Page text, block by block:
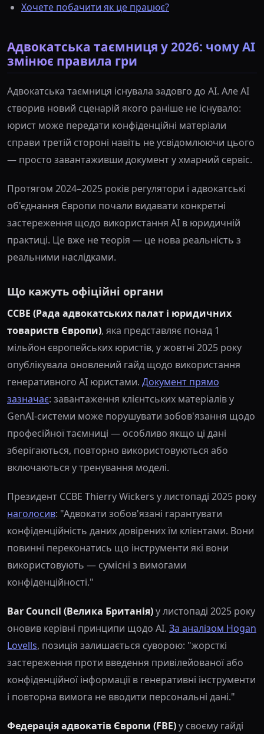
Хочете побачити як це працює?
Адвокатська таємниця у 2026: чому AI
змінює правила гри
Адвокатська таємниця існувала задовго до AI. Але AI
створив новий сценарій якого раніше не існувало:
юрист може передати конфіденційні матеріали
справи третій стороні навіть не усвідомлюючи цього
— просто завантаживши документ у хмарний сервіс.
Протягом 2024–2025 років регулятори і адвокатські
об'єднання Європи почали видавати конкретні
застереження щодо використання AI в юридичній
практиці. Це вже не теорія — це нова реальність з
реальними наслідками.
Що кажуть офіційні органи
CCBE (Рада адвокатських палат і юридичних
товариств Європи), яка представляє понад 1
мільйон європейських юристів, у жовтні 2025 року
опублікувала оновлений гайд щодо використання
генеративного AI юристами. Документ прямо
зазначає: завантаження клієнтських матеріалів у
GenAI-системи може порушувати зобов'язання щодо
професійної таємниці — особливо якщо ці дані
зберігаються, повторно використовуються або
включаються у тренування моделі.
Президент CCBE Thierry Wickers у листопаді 2025 року
наголосив: "Адвокати зобов'язані гарантувати
конфіденційність даних довірених їм клієнтами. Вони
повинні переконатись що інструменти які вони
використовують — сумісні з вимогами
конфіденційності."
Bar Council (Велика Британія)у листопаді 2025 року
оновив керівні принципи щодо AI. За аналізом Hogan
Lovells, позиція залишається суворою: "жорсткі
застереження проти введення привілейованої або
конфіденційної інформації в генеративні інструменти
і повторна вимога не вводити персональні дані."
Федерація адвокатів Європи (FBE)у своєму гайді